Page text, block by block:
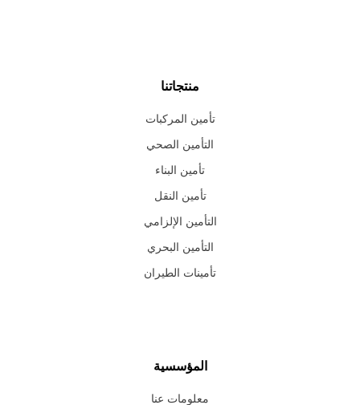
منتجاتنا
تأمين المركبات
التأمين الصحي
تأمين البناء
تأمين النقل
التأمين الإلزامي
التأمين البحري
تأمينات الطيران
المؤسسية
معلومات عنا